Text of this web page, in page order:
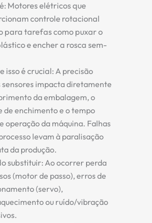
Motores elétricos que
controle rotacional
para tarefas como puxar o
e encher a rosca sem-
isso é crucial: A precisão
sensores impacta diretamente
da embalagem, o
de enchimento e o tempo
operação da máquina. Falhas
levam à paralisação
da produção.
substituir: Ao ocorrer perda
(motor de passo), erros de
(servo),
ou ruído/vibração